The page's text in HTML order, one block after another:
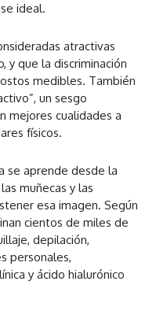
ideal.
atractivas
y que la discriminación
medibles. También
un sesgo
mejores cualidades a
físicos.
se aprende desde la
muñecas y las
esa imagen. Según
cientos de miles de
depilación,
personales,
y ácido hialurónico